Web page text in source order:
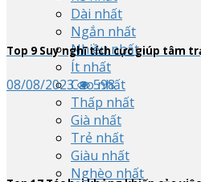
Dài nhất
Ngắn nhất
Nhiều nhất
Ít nhất
Cao nhất
Thấp nhất
Già nhất
Trẻ nhất
Giàu nhất
Nghèo nhất
Top 9 Suy nghĩ tích cực giúp tâm
08/08/2023 598